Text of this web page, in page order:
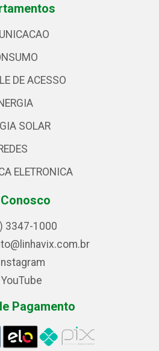
DE ACESSO
SOLAR
ELETRONICA
3347-1000
YouTube
Pagamento